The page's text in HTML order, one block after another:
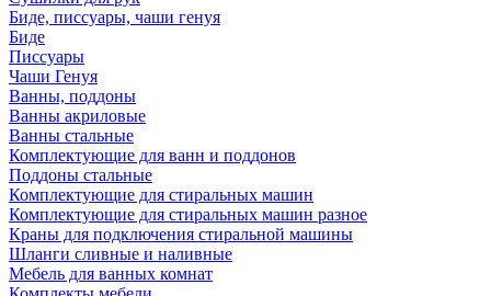
Биде, писсуары, чаши генуя
Биде
Писсуары
Чаши Генуя
Ванны, поддоны
Ванны акриловые
Ванны стальные
Комплектующие для ванн и поддонов
Поддоны стальные
Комплектующие для стиральных машин
Комплектующие для стиральных машин разное
Краны для подключения стиральной машины
Шланги сливные и наливные
Мебель для ванных комнат